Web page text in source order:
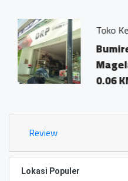
Kelontong Run Jaya
Mungkid,
KM
Review
Lokasi Populer